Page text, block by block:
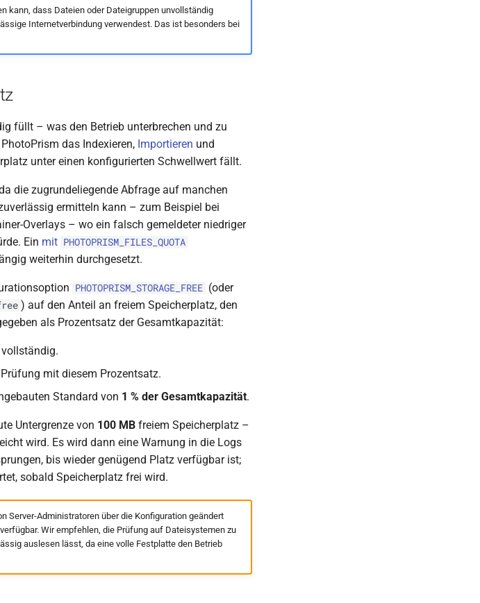
kann, dass Dateien oder Dateigruppen unvollständig
Internetverbindung verwendest. Das ist besonders bei
füllt – was den Betrieb unterbrechen und zu
das Indexieren, Importieren und
unter einen konfigurierten Schwellwert fällt.
die zugrundeliegende Abfrage auf manchen
ermitteln kann – zum Beispiel bei
Overlays – wo ein falsch gemeldeter niedriger
Ein mit PHOTOPRISM_FILES_QUOTA
weiterhin durchgesetzt.
PHOTOPRISM_STORAGE_FREE (oder
) auf den Anteil an freiem Speicherplatz, den
als Prozentsatz der Gesamtkapazität:
mit diesem Prozentsatz.
Standard von 1 % der Gesamtkapazität.
Untergrenze von 100 MB freiem Speicherplatz –
wird. Es wird dann eine Warnung in die Logs
bis wieder genügend Platz verfügbar ist;
sobald Speicherplatz frei wird.
Server-Administratoren über die Konfiguration geändert
Wir empfehlen, die Prüfung auf Dateisystemen zu
auslesen lässt, da eine volle Festplatte den Betrieb